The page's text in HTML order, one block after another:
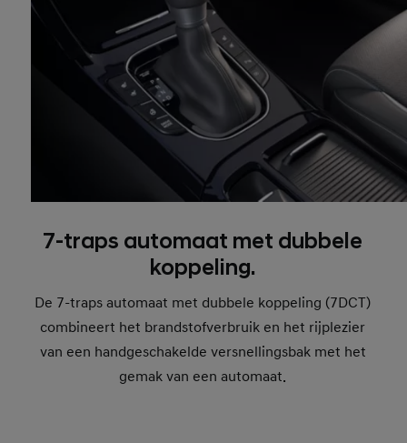
7-traps automaat met dubbele
koppeling.
De 7-traps automaat met dubbele koppeling (7DCT)
combineert het brandstofverbruik en het rijplezier
van een handgeschakelde versnellingsbak met het
gemak van een automaat.